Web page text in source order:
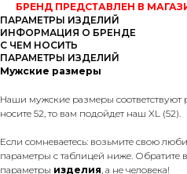
БРЕНД ПРЕДСТАВЛЕН В
ПАРАМЕТРЫ ИЗДЕЛИЙ
ИНФОРМАЦИЯ О БРЕНДЕ
С ЧЕМ НОСИТЬ
ПАРАМЕТРЫ ИЗДЕЛИЙ
Мужские размеры
Наши мужские размеры
носите 52, то вам подойдет наш XL (52).
Если сомневаетесь: возьмите свою
параметры с таблицей ниже. Обратите
параметры изделия, а не человека!